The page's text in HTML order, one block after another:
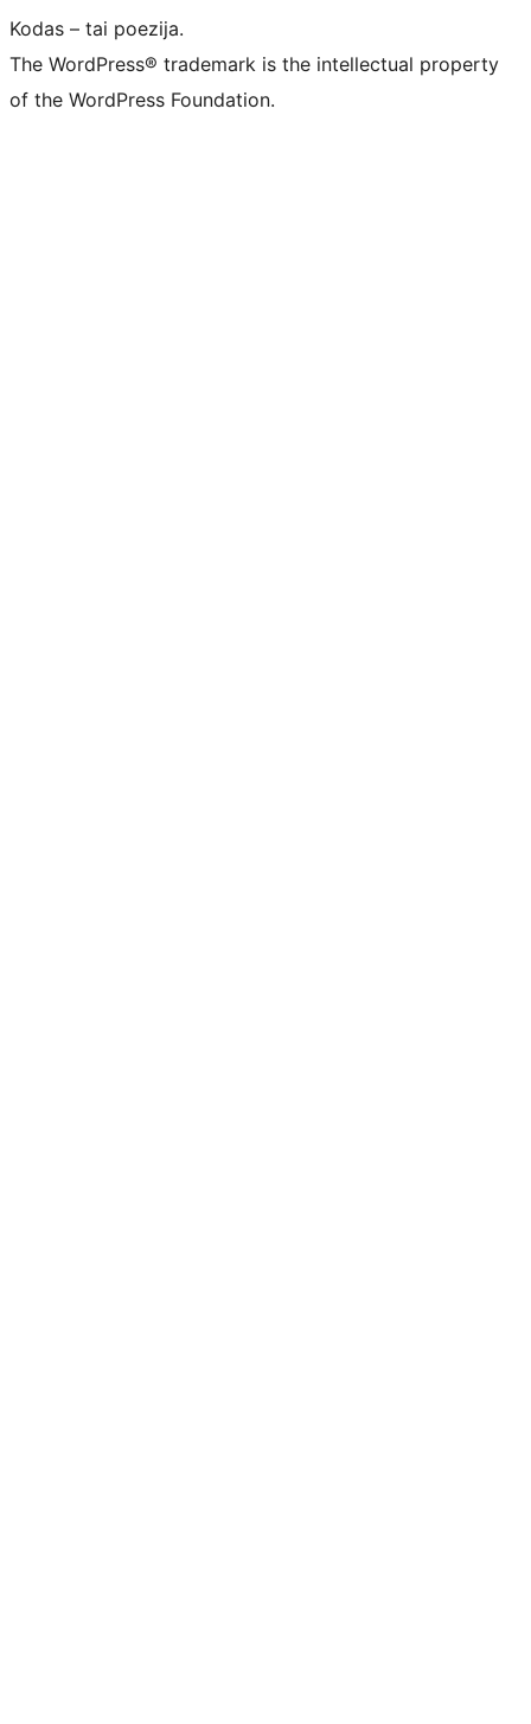
Kodas – tai poezija.
The WordPress® trademark is the intellectual property
of the WordPress Foundation.